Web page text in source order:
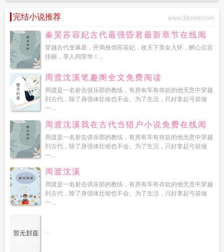
完结小说推荐 www.38zww.com
秦昊苏容妃古代最强昏君最新章节在线阅
读
穿越古代变暴君，开局推倒苏容妃，收天下美女入怀，醉心后宫
佳丽，享人间荣华！...
周渡沈溪笔趣阁全文免费阅读
周渡是一名射击俱乐部的教练，有房有车有存款的他无意中穿越
到古代，除了身强体壮啥也不会。为了生活，只好拿起弓箭做
一...
周渡沈溪我在古代当猎户小说免费在线阅
读
周渡是一名射击俱乐部的教练，有房有车有存款的他无意中穿越
到古代，除了身强体壮啥也不会。为了生活，只好拿起弓箭做
一...
周渡沈溪
周渡是一名射击俱乐部的教练，有房有车有存款的他无意中穿越
到古代，除了身强体壮啥也不会。为了生活，只好拿起弓箭做
一...
...